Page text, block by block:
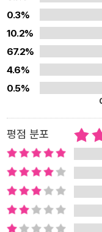
가 빠르며 흡입력이 강
보는 듯한 착각을 불러
징검다리 역할을 한다.
번 읽기 시작하면 뒷내
읽는다. <이상한 과자 가게 전천당>은 재미와 흥미, 그 이상의 가치
에 따라 그 결말은 상당
운을 둘러싼 나의 선택
에게 교훈과 생각할 거
0.3%
10.2%
67.2%
4.6%
0.5%
평점 분포